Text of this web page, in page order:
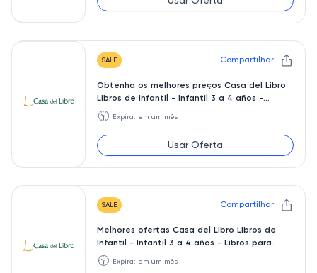
SALE Compartilhar
Obtenha os melhores preços Casa del Libro
Libros de Infantil - Infantil 3 a 4 años -
Informática
🕥 Expira: em um mês
Usar Oferta
SALE Compartilhar
Melhores ofertas Casa del Libro Libros de
Infantil - Infantil 3 a 4 años - Libros para
colorear
🕥 Expira: em um mês